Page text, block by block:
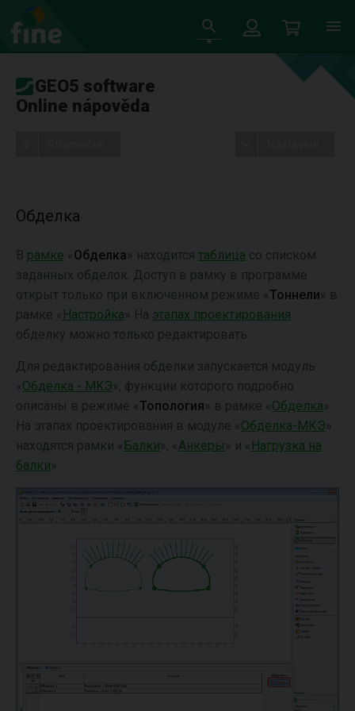
GEO5 software
Online nápověda
Обделка
В рамке « Обделка » находится таблица со списком
заданных обделок. Доступ в рамку в программе
открыт только при включенном режиме « Тоннели » в
рамке « Настройка » На этапах проектирования
обделку можно только редактировать.
Для редактирования обделки запускается модуль
« Обделка - MKЭ », функции которого подробно
описаны в режиме « Топология » в рамке « Обделка » .
На этапах проектирования в модуле « Обделка-МКЭ »
находятся рамки « Балки », «Анкеры » и « Нагрузка на
балки ».